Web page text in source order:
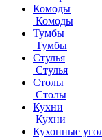
Комоды
Комоды
Тумбы
Тумбы
Стулья
Стулья
Столы
Столы
Кухни
Кухни
Кухонные